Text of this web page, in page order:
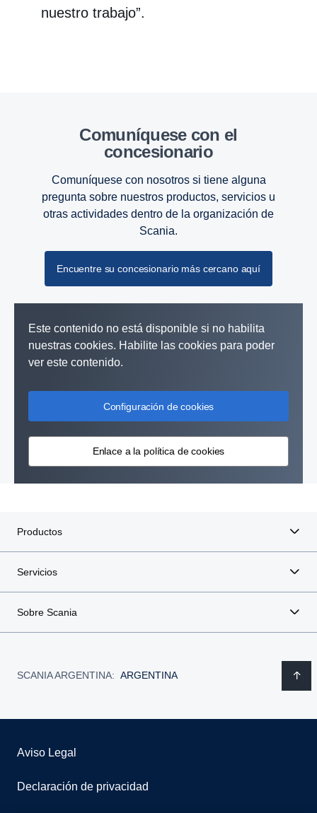
nuestro trabajo”.
Comuníquese con el
concesionario
Comuníquese con nosotros si tiene alguna
pregunta sobre nuestros productos, servicios u
otras actividades dentro de la organización de
Scania.
Encuentre su concesionario más cercano aquí
Este contenido no está disponible si no habilita
nuestras cookies. Habilite las cookies para poder
ver este contenido.
Configuración de cookies
Enlace a la política de cookies
Productos
Servicios
Sobre Scania
SCANIA ARGENTINA: ARGENTINA
Aviso Legal
Declaración de privacidad